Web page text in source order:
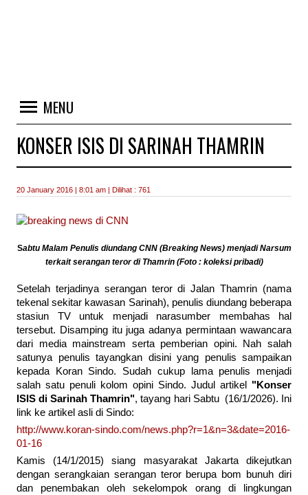
MENU
KONSER ISIS DI SARINAH THAMRIN
20 January 2016 | 8:01 am | Dilihat : 761
Sabtu Malam Penulis diundang CNN (Breaking News) menjadi Narsum
terkait serangan teror di Thamrin (Foto : koleksi pribadi)
Setelah terjadinya serangan teror di Jalan Thamrin (nama
tekenal sekitar kawasan Sarinah), penulis diundang beberapa
stasiun TV untuk menjadi narasumber membahas hal
tersebut. Disamping itu juga adanya permintaan wawancara
dari media mainstream serta pemberian opini. Nah salah
satunya penulis tayangkan disini yang penulis sampaikan
kepada Koran Sindo. Sudah cukup lama penulis menjadi
salah satu penuli kolom opini Sindo. Judul artikel "Konser
ISIS di Sarinah Thamrin", tayang hari Sabtu (16/1/2026). Ini
link ke artikel asli di Sindo:
http://www.koran-sindo.com/news.php?r=1&n=3&date=2016-
01-16
Kamis (14/1/2015) siang masyarakat Jakarta dikejutkan
dengan serangkaian serangan teror berupa bom bunuh diri
dan penembakan oleh sekelompok orang di lingkungan